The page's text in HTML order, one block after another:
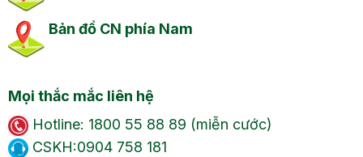
Bản đồ CN phía Nam
Mọi thắc mắc liên hệ
Hotline: 1800 55 88 89 (miễn cước)
CSKH:0904 758 181